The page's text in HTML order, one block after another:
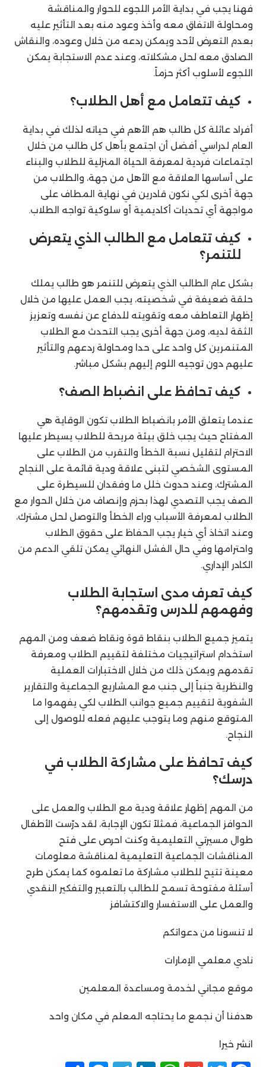
فهنا يجب في بداية الأمر اللجوء للحوار والمناقشة
ومحاولة الاتفاق معه وأخذ وعود منه بعد التأثير عليه
بعدم التعرض لأحد ويمكن ردعه من خلال وعوده، والنقاش
الصادق معه لحل مشكلاته، وعند عدم الاستجابة يمكن
اللجوء لأسلوب أكثر حزماً.
كيف تتعامل مع أهل الطلاب؟
أفراد عائلة كل طالب هم الأهم في حياته لذلك في بداية
العام لدراسي أفضل أن اجتمع بأهل كل طالب من خلال
اجتماعات فردية لمعرفة الحياة المنزلية للطلاب والبناء
على أساسها العلاقة مع الأهل من جهة، والطلاب من
جهة أخرى لكي نكون قادرين في نهاية المطاف على
مواجهة أي تحديات أكاديمية أو سلوكية تواجه الطلاب.
كيف تتعامل مع الطالب الذي يتعرض
للتنمر؟
بشكل عام الطالب الذي يتعرض للتنمر هو طالب يملك
حلقة ضعيفة في شخصيته، يجب العمل عليها من خلال
إظهار التعاطف معه وتقويته للدفاع عن نفسه وتعزيز
الثقة لديه، ومن جهة أخرى يجب التحدث مع الطلاب
المتنمرين كل واحد على حدا ومحاولة ردعهم والتأثير
عليهم دون توجيه اللوم إليهم بشكل مباشر.
كيف تحافظ على انضباط الصف؟
عندما يتعلق الأمر بانضباط الطلاب تكون الوقاية هي
المفتاح حيث يجب خلق بيئة مريحة للطلاب يسيطر عليها
الاحترام لتقليل نسبة الخطأ والتقرب من الطلاب على
المستوى الشخصي لتبنى علاقة ودية قائمة على النجاح
المشترك، وعند حدوث خلل ما وفقدان للسيطرة على
الصف يجب التصدي لهذا بحزم وإنصاف من خلال الحوار مع
الطلاب لمعرفة الأسباب وراء الخطأ والتوصل لحل مشترك،
وعند اتخاذ أي خيار يجب الحفاظ على حقوق الطلاب
واحترامها وفي حال الفشل النهائي يمكن تلقي الدعم من
الكادر الإداري.
كيف تعرف مدى استجابة الطلاب
وفهمهم للدرس وتقدمهم؟
يتميز جميع الطلاب بنقاط قوة ونقاط ضعف ومن المهم
استخدام استراتيجيات مختلفة لتقييم الطلاب ومعرفة
تقدمهم ويمكن ذلك من خلال الاختبارات العملية
والنظرية جنباً إلى جنب مع المشاريع الجماعية والتقارير
الشفوية لتقييم جميع جوانب الطلاب لكي يفهموا ما
المتوقع منهم وما يتوجب عليهم فعله للوصول إلى
النجاح.
كيف تحافظ على مشاركة الطلاب في
درسك؟
من المهم إظهار علاقة ودية مع الطلاب والعمل على
الحوافز الجماعية، فمثلاً تكون الإجابة، لقد درّست الأطفال
طوال مسيرتي التعليمية وكنت احرص على فتح
المناقشات الجماعية التعليمية لمناقشة معلومات
معينة تتيح للطلاب مشاركة ما تعلموه كما يمكن طرح
أسئلة مفتوحة تسمح للطالب بالتعبير والتفكير النقدي
والعمل على الاستفسار والاكتشافز
لا تنسونا من دعواتكم
نادي معلمي الإمارات
موقع مجاني لخدمة ومساعدة المعلمين
هدفنا أن نجمع ما يحتاجه المعلم في مكان واحد
انشر خيرا